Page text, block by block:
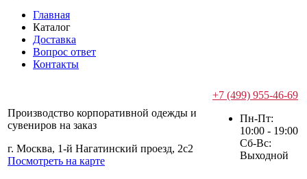
Главная
Каталог
Доставка
Вопрос ответ
Контакты
Производство корпоративной одежды и
сувениров на заказ
г. Москва, 1-й Нагатинский проезд, 2с2
Посмотреть на карте
+7 (499) 955-46-69
Пн-Пт:
10:00 - 19:00
Сб-Вс:
Выходной